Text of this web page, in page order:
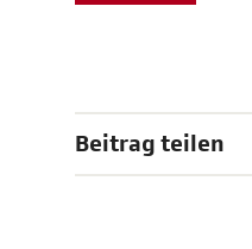
Beitrag teilen